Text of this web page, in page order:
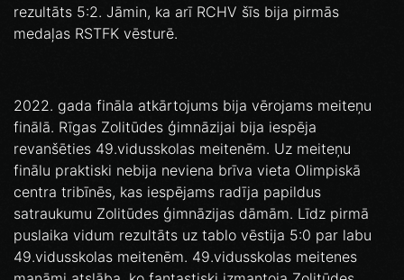
rezultāts 5:2. Jāmin, ka arī RCHV šīs bija pirmās
medaļas RSTFK vēsturē.
2022. gada fināla atkārtojums bija vērojams meiteņu
finālā. Rīgas Zolitūdes ģimnāzijai bija iespēja
revanšēties 49.vidusskolas meitenēm. Uz meiteņu
finālu praktiski nebija neviena brīva vieta Olimpiskā
centra tribīnēs, kas iespējams radīja papildus
satraukumu Zolitūdes ģimnāzijas dāmām. Līdz pirmā
puslaika vidum rezultāts uz tablo vēstija 5:0 par labu
49.vidusskolas meitenēm. 49.vidusskolas meitenes